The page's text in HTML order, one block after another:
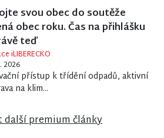
svou obec do soutěže
obec roku. Čas na přihlášku
teď
iLIBERECKO
2026
přístup k třídění odpadů, aktivní
na klim...
premium články